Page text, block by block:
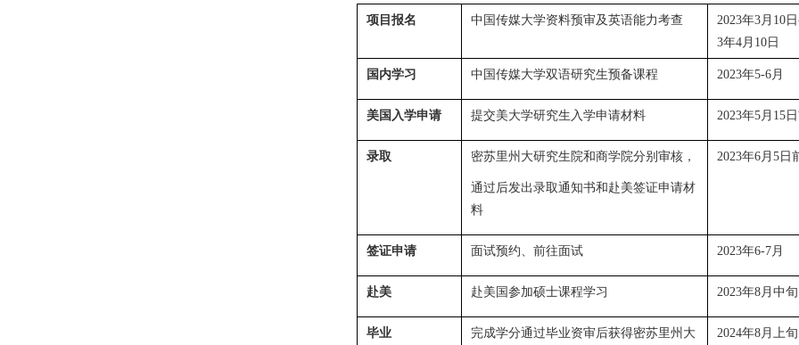
项目报名 中国传媒大学资料预审及英语能力考查
2023年3月10
3年4月10日
国内学习 中国传媒大学双语研究生预备课程 2023年5-6月
美国入学申请 提交美大学研究生入学申请材料 2023年5月15日
录取 密苏里州大研究生院和商学院分别审核，
通过后发出录取通知书和赴美签证申请材
料
2023年6月5日
签证申请 面试预约、前往面试 2023年6-7月
赴美 赴美国参加硕士课程学习 2023年8月中旬
毕业
完成学分通过毕业资审后获得密苏里州大
2024年8月上旬